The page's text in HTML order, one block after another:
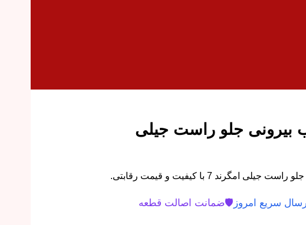
بیرونی جلو راست جیلی
امگرند 7 با کیفیت و قیمت رقابتی.
سریع امروز 🛡️ضمانت اصالت قطعه